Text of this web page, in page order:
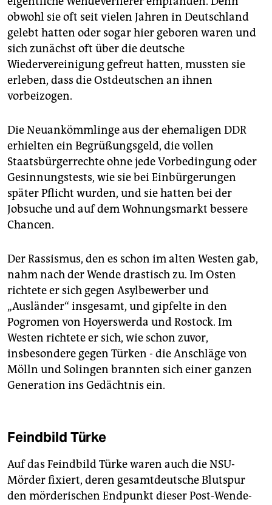
obwohl sie oft seit vielen Jahren in Deutschland
gelebt hatten oder sogar hier geboren waren und
sich zunächst oft über die deutsche
Wiedervereinigung gefreut hatten, mussten sie
erleben, dass die Ostdeutschen an ihnen
vorbeizogen.
Die Neuankömmlinge aus der ehemaligen DDR
erhielten ein Begrüßungsgeld, die vollen
Staatsbürgerrechte ohne jede Vorbedingung oder
Gesinnungstests, wie sie bei Einbürgerungen
später Pflicht wurden, und sie hatten bei der
Jobsuche und auf dem Wohnungsmarkt bessere
Chancen.
Der Rassismus, den es schon im alten Westen gab,
nahm nach der Wende drastisch zu. Im Osten
richtete er sich gegen Asylbewerber und
„Ausländer“ insgesamt, und gipfelte in den
Pogromen von Hoyerswerda und Rostock. Im
Westen richtete er sich, wie schon zuvor,
insbesondere gegen Türken - die Anschläge von
Mölln und Solingen brannten sich einer ganzen
Generation ins Gedächtnis ein.
Feindbild Türke
Auf das Feindbild Türke waren auch die NSU-
Mörder fixiert, deren gesamtdeutsche Blutspur
den mörderischen Endpunkt dieser Post-Wende-